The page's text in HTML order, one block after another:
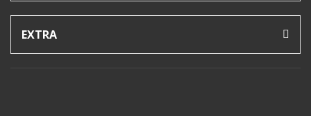
EXTRA